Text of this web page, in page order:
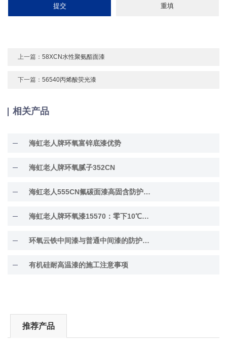
上一篇：58XCN水性聚氨酯面漆
下一篇：56540丙烯酸荧光漆
相关产品
海虹老人牌环氧富锌底漆优势
海虹老人牌环氧腻子352CN
海虹老人555CN氟碳面漆高固含防护面漆
海虹老人牌环氧漆15570：零下10℃低温固化
环氧云铁中间漆与普通中间漆的防护差异解析
有机硅耐高温漆的施工注意事项
推荐产品